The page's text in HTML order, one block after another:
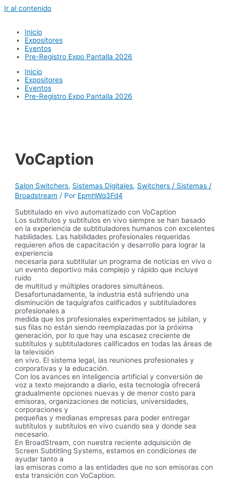
Ir al contenido
Inicio
Expositores
Eventos
Pre-Registro Expo Pantalla 2026
Inicio
Expositores
Eventos
Pre-Registro Expo Pantalla 2026
VoCaption
Salon Switchers, Sistemas Digitales, Switchers / Sistemas /
Broadstream / Por EpmhWq3Fd4
Subtitulado en vivo automatizado con VoCaption
Los subtítulos y subtítulos en vivo siempre se han basado
en la experiencia de subtituladores humanos con excelentes
habilidades. Las habilidades profesionales requeridas
requieren años de capacitación y desarrollo para lograr la
experiencia
necesaria para subtitular un programa de noticias en vivo o
un evento deportivo más complejo y rápido que incluye
ruido
de multitud y múltiples oradores simultáneos.
Desafortunadamente, la industria está sufriendo una
disminución de taquígrafos calificados y subtituladores
profesionales a
medida que los profesionales experimentados se jubilan, y
sus filas no están siendo reemplazadas por la próxima
generación, por lo que hay una escasez creciente de
subtítulos y subtituladores calificados en todas las áreas de
la televisión
en vivo. El sistema legal, las reuniones profesionales y
corporativas y la educación.
Con los avances en inteligencia artificial y conversión de
voz a texto mejorando a diario, esta tecnología ofrecerá
gradualmente opciones nuevas y de menor costo para
emisoras, organizaciones de noticias, universidades,
corporaciones y
pequeñas y medianas empresas para poder entregar
subtítulos y subtítulos en vivo cuando sea y donde sea
necesario.
En BroadStream, con nuestra reciente adquisición de
Screen Subtitling Systems, estamos en condiciones de
ayudar tanto a
las emisoras como a las entidades que no son emisoras con
esta transición con VoCaption.